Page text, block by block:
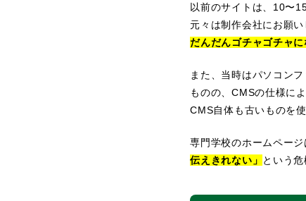
以前のサイトは、10〜
元々は制作会社にお願
だんだんゴチャゴチャ
また、当時はパソコン
ものの、CMSの仕様に
CMS自体も古いものを
専門学校のホームペー
伝えきれない」 という